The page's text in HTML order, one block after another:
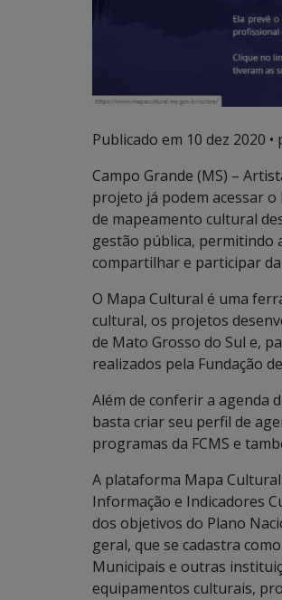
Publicado em 10 dez 2020 •
Campo Grande (MS) –
projeto já podem acessar
de mapeamento cultural
gestão pública, permitindo
compartilhar e participar
O Mapa Cultural é uma
cultural, os projetos
de Mato Grosso do Sul e,
realizados pela Fundação
Além de conferir a agenda
basta criar seu perfil de
programas da FCMS e
A plataforma Mapa
Informação e Indicadores
dos objetivos do Plano
geral, que se cadastra
Municipais e outras
equipamentos culturais,